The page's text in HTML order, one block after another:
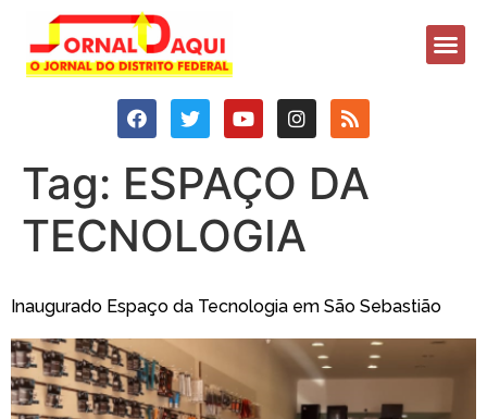
Tag: ESPAÇO DA
TECNOLOGIA
Inaugurado Espaço da Tecnologia em São Sebastião